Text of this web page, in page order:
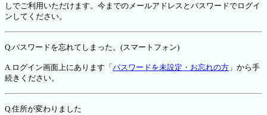
しでご利用いただけます。今までのメールアドレスとパスワードでログイ
ンしてください。
Q.パスワードを忘れてしまった。(スマートフォン)
A.ログイン画面上にあります「 パスワードを未設定・お忘れの方 」から手
続きください。
Q.住所が変わりました